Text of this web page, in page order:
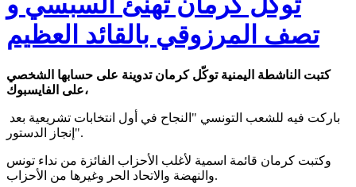
تصف المرزوقي بالقائد العظيم
كتبت الناشطة اليمنية توكّل كرمان تدوينة على حسابها الشخصي
على الفايسبوك،
إنجاز الدستور".
وكتبت كرمان قائمة اسمية لأغلب الأحزاب الفائزة من نداء تونس
والنهضة والاتحاد الحر وغيرها من الأحزاب.